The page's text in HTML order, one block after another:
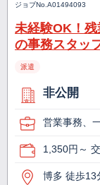
ジョブNo.A01494093
未経験OK！
の事務スタッ
派遣
非公開
営業事務、
1,350円～
博多 徒歩13